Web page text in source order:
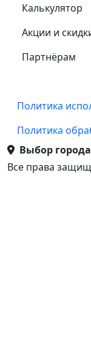
Калькулятор
Акции и
Партнёрам
Подвал
Политика
Политика
Выбор города
Все права